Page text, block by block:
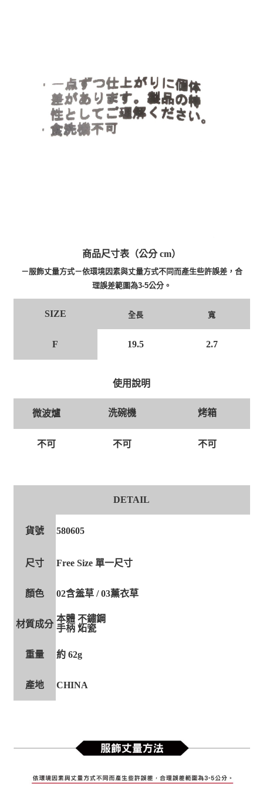
商品尺寸表（公分 cm）
－服飾丈量方式－依環境因素與丈量方式不同而產生些許誤差，合
理誤差範圍為3-5公分。
SIZE 全長 寬
F 19.5 2.7
使用說明
微波爐 洗碗機 烤箱
不可 不可 不可
DETAIL
貨號 580605
尺寸 Free Size 單一尺寸
顏色 02含羞草 / 03薰衣草
材質成分
本體 不鏽鋼
手柄 炻瓷
重量 約 62g
產地 CHINA